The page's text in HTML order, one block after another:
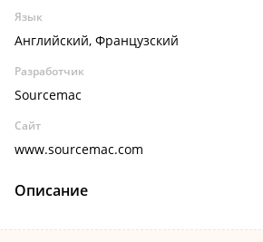
Язык
Английский, Французский
Разработчик
Sourcemac
Сайт
www.sourcemac.com
Описание